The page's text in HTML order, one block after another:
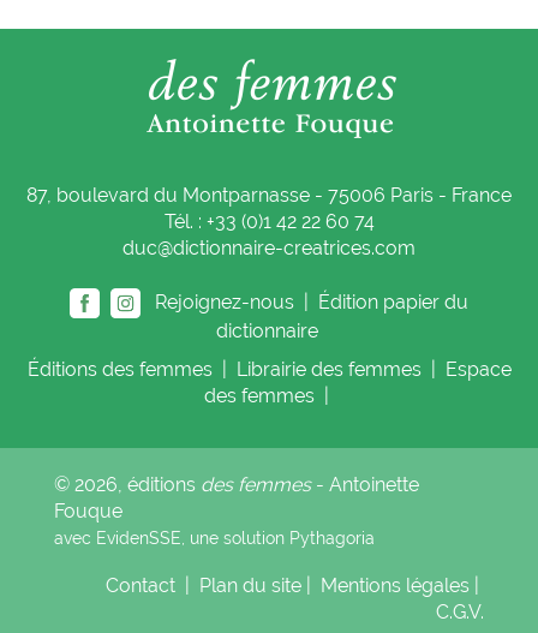
87, boulevard du Montparnasse - 75006 Paris - France
Tél. : +33 (0)1 42 22 60 74
duc@dictionnaire-creatrices.com
Rejoignez-nous |
Édition papier du
dictionnaire
Éditions des femmes Librairie des femmes
Espace
des femmes
© 2026, éditions des femmes- Antoinette
Fouque
avec EvidenSSE, une solution Pythagoria
Contact Plan du site Mentions légales
C.G.V.